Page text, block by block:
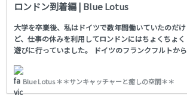
ロンドン到着編 | Blue Lotus
大学を卒業後、私はドイツで数年間働いていたのだけ
ど、仕事の休みを利用してロンドンにはちょくちょく
遊びに行っていました。 ドイツのフランクフルトから
かったので。 日本から行くのとは違って、1泊2日で気
軽に小旅行できるくらい身近な場所だったロンドン。
その後、ロンドンがすっかり気に入り住んでみたくな
Blue Lotus ＊＊サンキャッチャーと癒しの空間＊＊